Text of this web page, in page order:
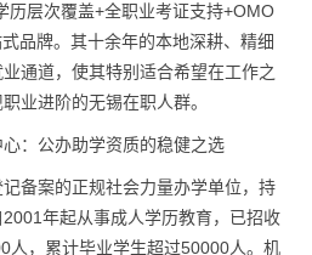
历层次覆盖+全职业考证支持+OMO
品牌。其十余年的本地深耕、精细
通道，使其特别适合希望在工作之
业进阶的无锡在职人群。
：公办助学资质的稳健之选
备案的正规社会力量办学单位，持
年起从事成人学历教育，已招收
人，累计毕业学生超过50000人。机